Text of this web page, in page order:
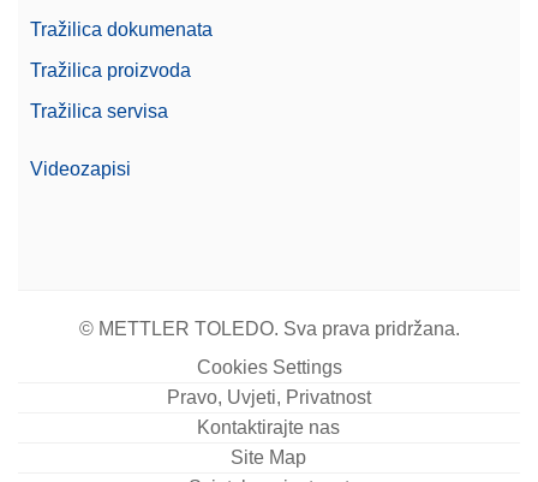
Tražilica dokumenata
Tražilica proizvoda
Tražilica servisa
Videozapisi
© METTLER TOLEDO. Sva prava pridržana.
Cookies Settings
Pravo, Uvjeti, Privatnost
Kontaktirajte nas
Site Map